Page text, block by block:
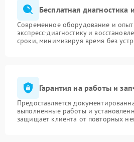
Бесплатная
Современное оборудование и опыт
экспресс-диагностику и
сроки, минимизируя время без
Гарантия на работы и
Предоставляется
выполненные работы и
защищает клиента от повторных